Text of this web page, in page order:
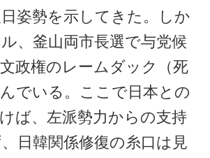
姿勢を示してきた。しか
、釜山両市長選で与党候
政権のレームダック（死
でいる。ここで日本との
ば、左派勢力からの支持
日韓関係修復の糸口は見